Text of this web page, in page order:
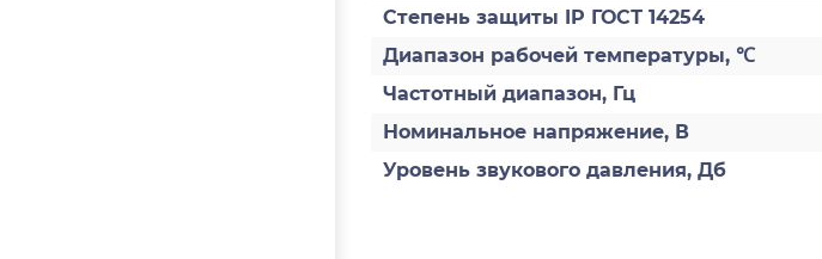
Степень защиты IP ГОСТ 14254
Диапазон рабочей температуры, ℃
Частотный диапазон, Гц
Номинальное напряжение, В
Уровень звукового давления, Дб